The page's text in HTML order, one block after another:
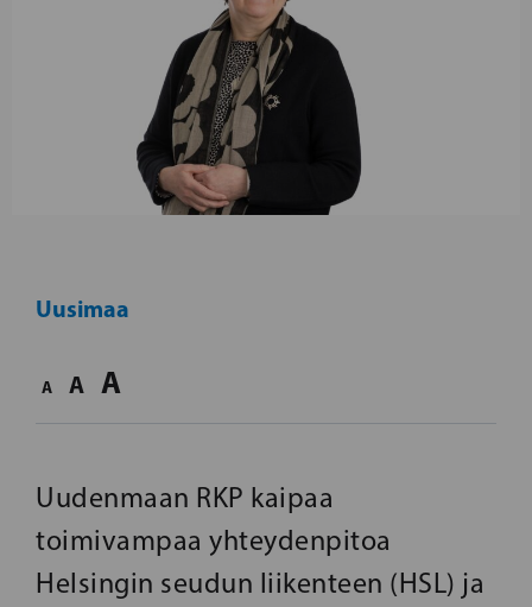
Uusimaa
A A A
Uudenmaan RKP kaipaa
toimivampaa yhteydenpitoa
Helsingin seudun liikenteen (HSL) ja